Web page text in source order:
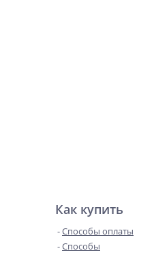
Как купить
Способы оплаты
Способы